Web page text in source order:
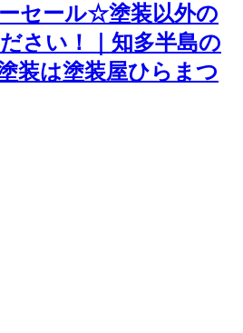
ーセール☆塗装以外の
さい！｜知多半島の
装は塗装屋ひらまつ